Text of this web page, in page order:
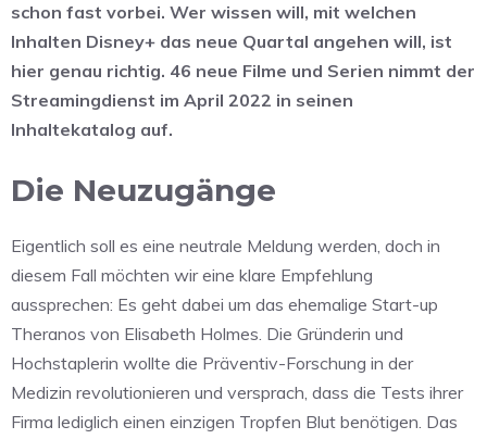
schon fast vorbei. Wer wissen will, mit welchen
Inhalten Disney+ das neue Quartal angehen will, ist
hier genau richtig. 46 neue Filme und Serien nimmt der
Streamingdienst im April 2022 in seinen
Inhaltekatalog auf.
Die Neuzugänge
Eigentlich soll es eine neutrale Meldung werden, doch in
diesem Fall möchten wir eine klare Empfehlung
aussprechen: Es geht dabei um das ehemalige Start-up
Theranos von Elisabeth Holmes. Die Gründerin und
Hochstaplerin wollte die Präventiv-Forschung in der
Medizin revolutionieren und versprach, dass die Tests ihrer
Firma lediglich einen einzigen Tropfen Blut benötigen. Das